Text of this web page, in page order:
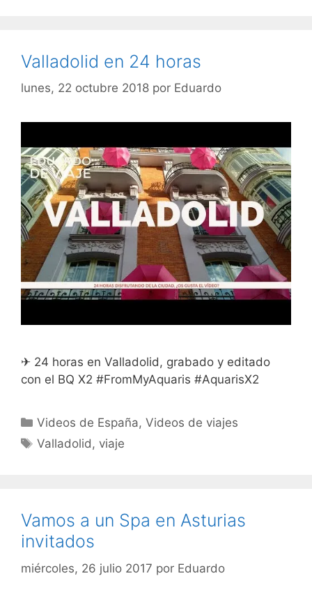
Valladolid en 24 horas
lunes, 22 octubre 2018 por Eduardo
✈ 24 horas en Valladolid, grabado y editado
con el BQ X2 #FromMyAquaris #AquarisX2
Categorías
Videos de España,Videos de viajes
Etiquetas
Valladolid, viaje
Vamos a un Spa en Asturias
invitados
miércoles, 26 julio 2017 por Eduardo